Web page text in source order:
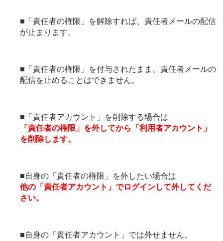
■「責任者の権限」を解除すれば、責任者メールの配信
が止まります。
■「責任者の権限」を付与されたまま、責任者メールの
配信を止めることはできません。
■「責任者アカウント」を削除する場合は
「責任者の権限」を外してから「利用者アカウント」
を削除します。
■自身の「責任者の権限」を外したい場合は
他の「責任者アカウント」でログインして外してくだ
さい。
■自身の「責任者アカウント」では外せません。